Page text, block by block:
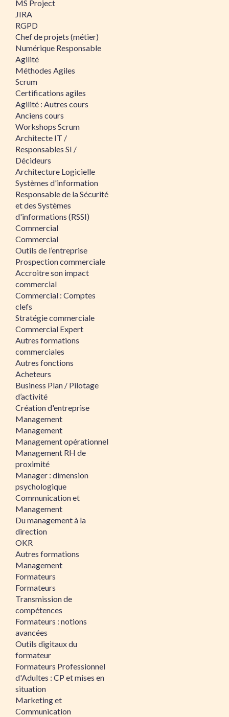
MS Project
JIRA
RGPD
Chef de projets (métier)
Numérique Responsable
Agilité
Méthodes Agiles
Scrum
Certifications agiles
Agilité : Autres cours
Anciens cours
Workshops Scrum
Architecte IT /
Responsables SI /
Décideurs
Architecture Logicielle
Systèmes d'information
Responsable de la Sécurité
et des Systèmes
d'informations (RSSI)
Commercial
Commercial
Outils de l’entreprise
Prospection commerciale
Accroitre son impact
commercial
Commercial : Comptes
clefs
Stratégie commerciale
Commercial Expert
Autres formations
commerciales
Autres fonctions
Acheteurs
Business Plan / Pilotage
d’activité
Création d'entreprise
Management
Management
Management opérationnel
Management RH de
proximité
Manager : dimension
psychologique
Communication et
Management
Du management à la
direction
OKR
Autres formations
Management
Formateurs
Formateurs
Transmission de
compétences
Formateurs : notions
avancées
Outils digitaux du
formateur
Formateurs Professionnel
d'Adultes : CP et mises en
situation
Marketing et
Communication